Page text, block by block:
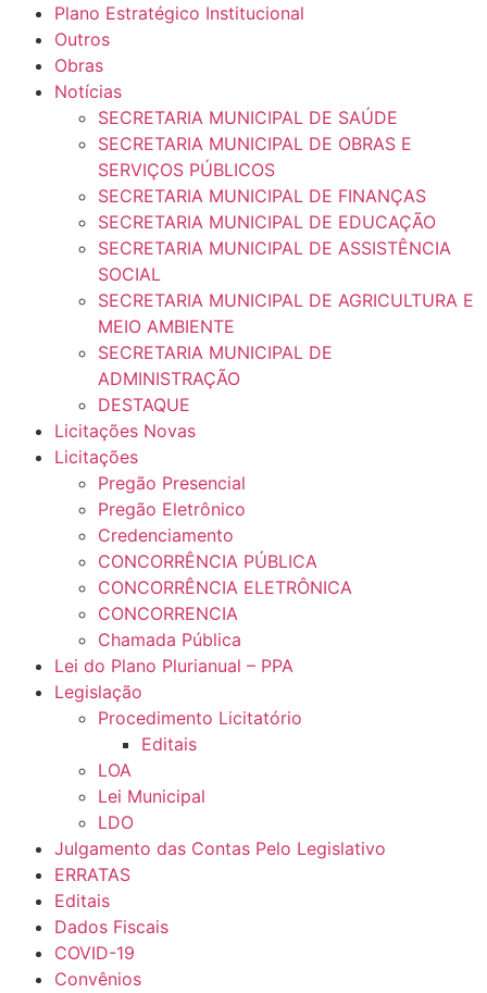
Plano Estratégico Institucional
Outros
Obras
Notícias
SECRETARIA MUNICIPAL DE SAÚDE
SECRETARIA MUNICIPAL DE OBRAS E
SERVIÇOS PÚBLICOS
SECRETARIA MUNICIPAL DE FINANÇAS
SECRETARIA MUNICIPAL DE EDUCAÇÃO
SECRETARIA MUNICIPAL DE ASSISTÊNCIA
SOCIAL
SECRETARIA MUNICIPAL DE AGRICULTURA E
MEIO AMBIENTE
SECRETARIA MUNICIPAL DE
ADMINISTRAÇÃO
DESTAQUE
Licitações Novas
Licitações
Pregão Presencial
Pregão Eletrônico
Credenciamento
CONCORRÊNCIA PÚBLICA
CONCORRÊNCIA ELETRÔNICA
CONCORRENCIA
Chamada Pública
Lei do Plano Plurianual – PPA
Legislação
Procedimento Licitatório
Editais
LOA
Lei Municipal
LDO
Julgamento das Contas Pelo Legislativo
ERRATAS
Editais
Dados Fiscais
COVID-19
Convênios